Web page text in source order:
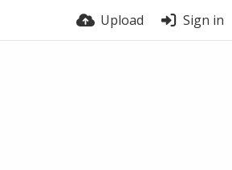
Upload Sign in